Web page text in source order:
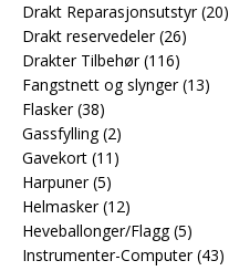
Drakt Reparasjonsutstyr (20)
Drakt reservedeler (26)
Drakter Tilbehør (116)
Fangstnett og slynger (13)
Flasker (38)
Gassfylling (2)
Gavekort (11)
Harpuner (5)
Helmasker (12)
Heveballonger/Flagg (5)
Instrumenter-Computer (43)